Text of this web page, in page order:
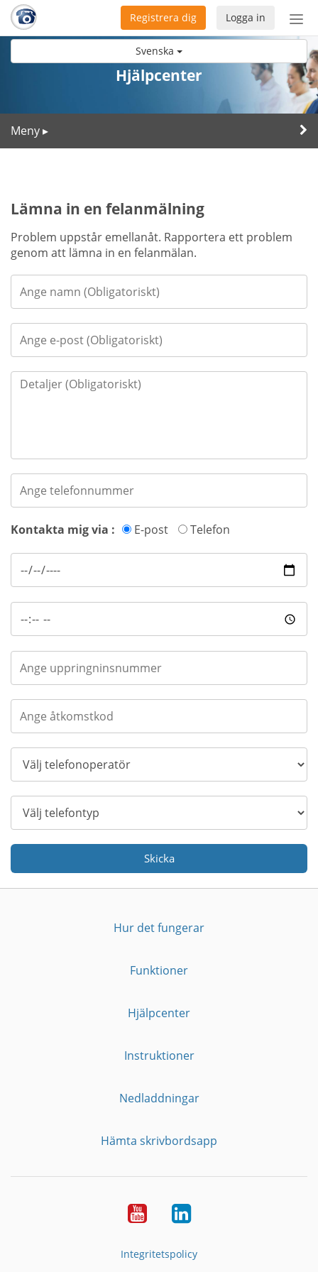
Svenska
Logga in
Registrera dig
Hjälpcenter
Meny ▸
Lämna in en felanmälning
Problem uppstår emellanåt. Rapportera ett problem
genom att lämna in en felanmälan.
Kontakta mig via : E-post Telefon
Skicka
Hur det fungerar
Funktioner
Hjälpcenter
Instruktioner
Nedladdningar
Hämta skrivbordsapp
YouTubeLinkedIn
Integritetspolicy